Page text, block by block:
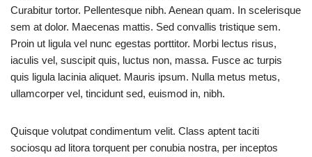
Curabitur tortor. Pellentesque nibh. Aenean quam. In scelerisque
sem at dolor. Maecenas mattis. Sed convallis tristique sem.
Proin ut ligula vel nunc egestas porttitor. Morbi lectus risus,
iaculis vel, suscipit quis, luctus non, massa. Fusce ac turpis
quis ligula lacinia aliquet. Mauris ipsum. Nulla metus metus,
ullamcorper vel, tincidunt sed, euismod in, nibh.
Quisque volutpat condimentum velit. Class aptent taciti
sociosqu ad litora torquent per conubia nostra, per inceptos